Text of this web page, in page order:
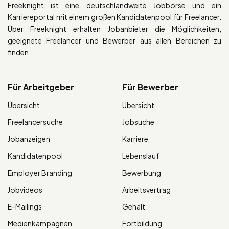
Freeknight ist eine deutschlandweite Jobbörse und ein
Karriereportal mit einem großen Kandidatenpool für Freelancer.
Über Freeknight erhalten Jobanbieter die Möglichkeiten,
geeignete Freelancer und Bewerber aus allen Bereichen zu
finden.
Für Arbeitgeber
Übersicht
Freelancersuche
Jobanzeigen
Kandidatenpool
Employer Branding
Jobvideos
E-Mailings
Medienkampagnen
Für Bewerber
Übersicht
Jobsuche
Karriere
Lebenslauf
Bewerbung
Arbeitsvertrag
Gehalt
Fortbildung